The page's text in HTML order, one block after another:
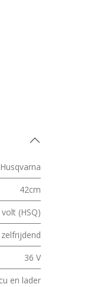
Husqvarna
42cm
(HSQ)
zelfrijdend
36 V
en lader